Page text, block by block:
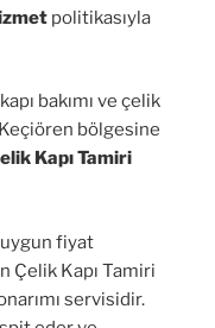
politikasıyla
bakımı ve çelik
Keçiören bölgesine
Kapı Tamiri
uygun fiyat
Çelik Kapı Tamiri
servisidir.